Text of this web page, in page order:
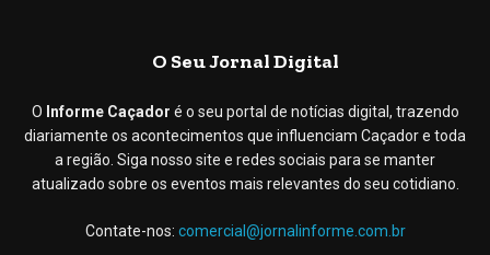
O Seu Jornal Digital
O Informe Caçador é o seu portal de notícias digital, trazendo
diariamente os acontecimentos que influenciam Caçador e toda
a região. Siga nosso site e redes sociais para se manter
atualizado sobre os eventos mais relevantes do seu cotidiano.
Contate-nos: comercial@jornalinforme.com.br